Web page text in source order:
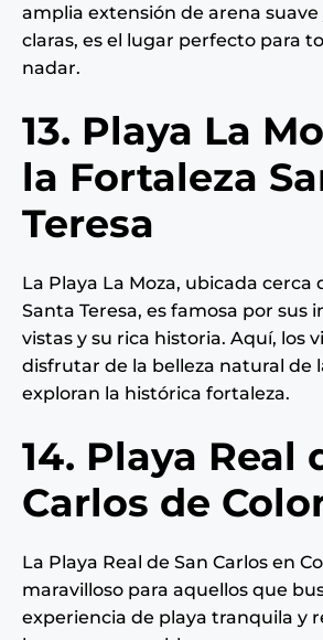
amplia extensión de arena suave
claras, es el lugar perfecto para
nadar.
13. Playa La
la Fortaleza
Teresa
La Playa La Moza, ubicada cerca
Santa Teresa, es famosa por sus
vistas y su rica historia. Aquí, los
disfrutar de la belleza natural de
exploran la histórica fortaleza.
14. Playa Real
Carlos de
La Playa Real de San Carlos en
maravilloso para aquellos que
experiencia de playa tranquila y